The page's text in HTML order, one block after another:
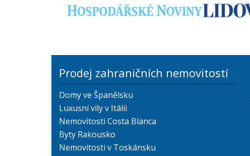
Prodej zahraničních nemovitostí
Domy ve Španělsku
Luxusní vily v Itálii
Nemovitosti Costa Blanca
Byty Rakousko
Nemovitosti v Toskánsku